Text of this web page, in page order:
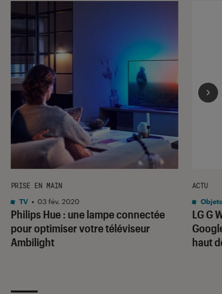
Philips Hue : une lampe connectée
pour optimiser votre téléviseur
Ambilight
PRISE EN MAIN
TV • 03 fév. 2020
LG G
haut
ACTU